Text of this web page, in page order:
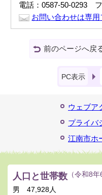
電話：0587-50-0293
お問い合わせは専用
前のページへ戻
PC表示
ウェブア
プライバ
江南市ホ
人口と世帯数 （令和8
男
47,928人